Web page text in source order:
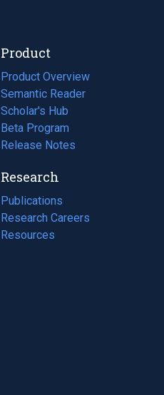
Product
Product Overview
Semantic Reader
Scholar's Hub
Beta Program
Release Notes
Research
Publications
(opens
in
a
Research Careers
(opens
in
Resources
(opens